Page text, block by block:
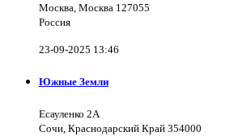
Москва, Москва 127055
Россия
23-09-2025 13:46
Южные Земли
Есауленко 2А
Сочи, Краснодарский Край 354000